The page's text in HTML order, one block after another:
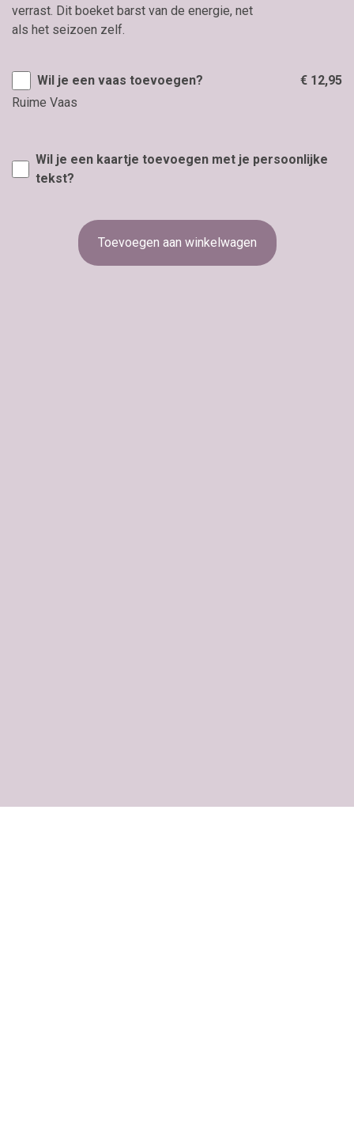
verrast. Dit boeket barst van de energie, net
als het seizoen zelf.
Wil je een vaas toevoegen?
Ruime Vaas
€ 12,95
Wil je een kaartje toevoegen met je persoonlijke
tekst?
Toevoegen aan winkelwagen